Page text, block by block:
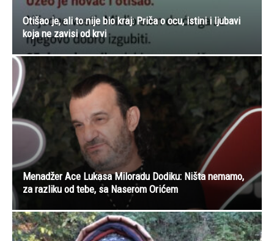
Otišao je, ali to nije bio kraj: Priča o ocu, istini i ljubavi
koja ne zavisi od krvi
Menadžer Ace Lukasa Miloradu Dodiku: Ništa nemamo,
za razliku od tebe, sa Naserom Orićem